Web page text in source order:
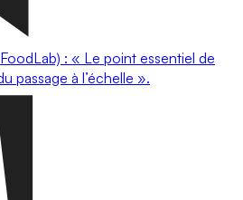
: « Le point essentiel de
passage à l’échelle ».